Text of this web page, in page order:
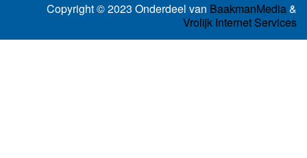
Copyright © 2023 Onderdeel van BaakmanMedia&
Vrolijk Internet Services